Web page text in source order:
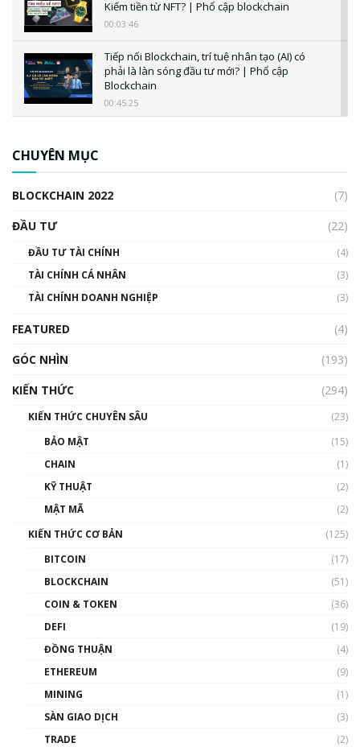
Kiếm tiền từ NFT? | Phổ cập blockchain
00:03:46
Tiếp nối Blockchain, trí tuệ nhân tạo (AI) có
phải là làn sóng đầu tư mới? | Phổ cập
Blockchain
00:45:25
00:02:14
Nhìn lại năm 2022: Những sự kiện ảnh hưởng
đến hệ sinh thái tiền mã hoá | Phổ cập
00:43:47
như thể nào?
00:39:31
Phổ cập Blockchain
thống & Crypto qua các cuộc chiến | Phổ cập
CHUYÊN MỤC
BLOCKCHAIN 2022
(7)
ĐẦU TƯ
(22)
ĐẦU TƯ TÀI CHÍNH
(4)
TÀI CHÍNH CÁ NHÂN
(3)
TÀI CHÍNH DOANH NGHIỆP
(3)
FEATURED
(4)
GÓC NHÌN
(193)
KIẾN THỨC
(294)
KIẾN THỨC CHUYÊN SÂU
(23)
BẢO MẬT
(15)
CHAIN
(1)
KỸ THUẬT
(2)
MẬT MÃ
(2)
KIẾN THỨC CƠ BẢN
(125)
BITCOIN
(17)
BLOCKCHAIN
(51)
COIN & TOKEN
(36)
DEFI
(19)
ĐỒNG THUẬN
(4)
ETHEREUM
(9)
MINING
(1)
SÀN GIAO DỊCH
(3)
TRADE
(2)